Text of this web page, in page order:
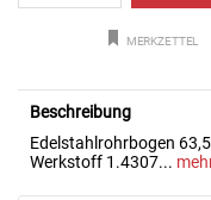
MERKZETTEL
Beschreibung
Edelstahlrohrbogen
Werkstoff 1.4307...